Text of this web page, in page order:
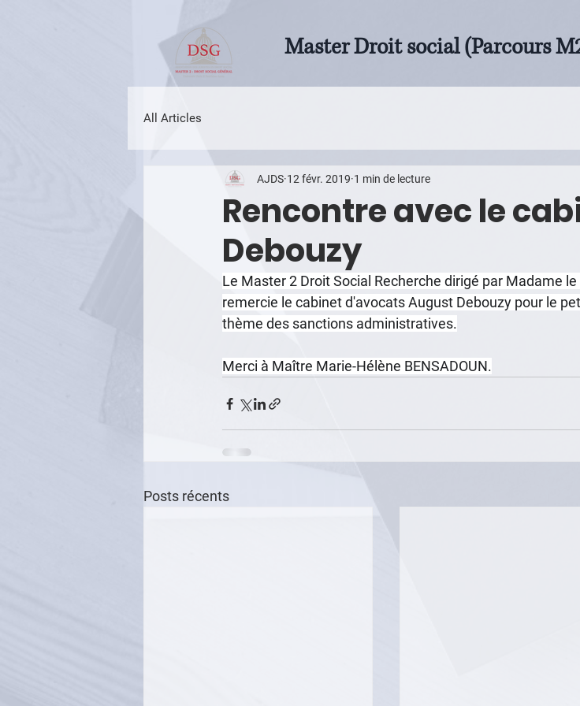
Master Droit social (Parcours
All Articles
Rencontre avec le
Debouzy
AJDS 12 févr. 2019 1 min de lecture
Le Master 2 Droit Social Recherche dirigé par Madame le
remercie le cabinet d'avocats August Debouzy pour le
thème des sanctions administratives.
Merci à Maître Marie-Hélène BENSADOUN.
Posts récents